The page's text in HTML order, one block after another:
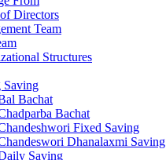
Directors
Team
Structures
Saving
Bachat
Bachat
Fixed Saving
Dhanalaxmi Saving
Saving